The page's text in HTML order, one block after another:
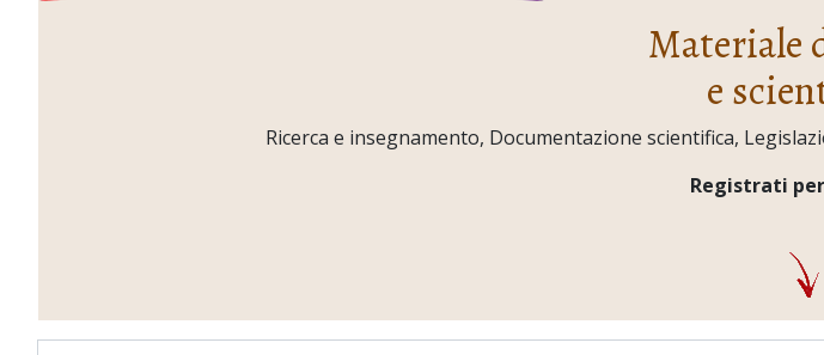
Materiale
e
Ricerca e insegnamento, Documentazione scientifica,
Registrati